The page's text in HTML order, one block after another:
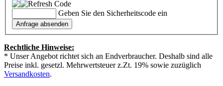
Geben Sie den Sicherheitscode ein
Rechtliche Hinweise:
* Unser Angebot richtet sich an Endverbraucher. Deshalb sind alle
Preise inkl. gesetzl. Mehrwertsteuer z.Zt. 19% sowie zuzüglich
Versandkosten.